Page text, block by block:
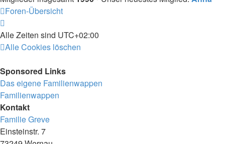
Foren-Übersicht
Alle Zeiten sind UTC+02:00
Alle Cookies löschen
Sponsored Links
Das eigene Familienwappen
Familienwappen
Kontakt
Familie Greve
Einsteinstr. 7